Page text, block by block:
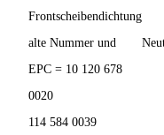
Frontscheibendichtung
alte Nummer und
EPC = 10 120 678
0020
114 584 0039